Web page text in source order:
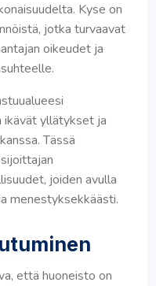
Kyse on
jotka turvaavat
oikeudet ja
ikävät yllätykset ja
Tässä
joiden avulla
menestyksekkäästi.
että huoneisto on